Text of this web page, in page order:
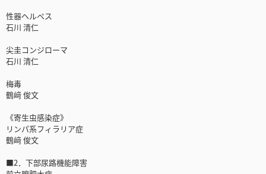
性器ヘルペス
石川 清仁
尖圭コンジローマ
石川 清仁
梅毒
鶴﨑 俊文
《寄生虫感染症》
リンパ系フィラリア症
鶴﨑 俊文
■2．下部尿路機能障害